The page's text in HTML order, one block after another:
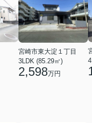
宮崎市東大淀１丁目
3LDK (85.29㎡)
2,598万円